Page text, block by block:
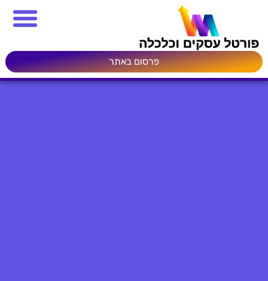
פרסום באתר